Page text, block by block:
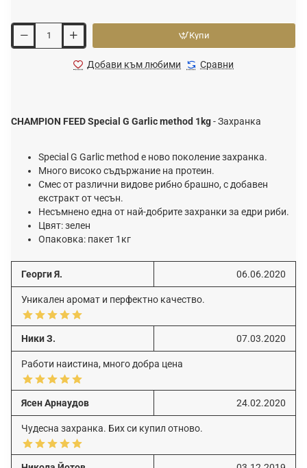
Купи
Добави към любими Сравни
CHAMPION FEED Special G Garlic method 1kg- Захранка
Special G Garlic method е ново поколение захранка.
Много високо съдържание на протеин.
Смес от различни видове рибно брашно, с добавен
екстракт от чесън.
Несъмнено една от най-добрите захранки за едри риби.
Цвят: зелен
Опаковка: пакет 1кг
Георги Я. 06.06.2020
Уникален аромат и перфектно качество.
Ники З. 07.03.2020
Работи наистина, много добра цена
Ясен Арнаудов 24.02.2020
Чудесна захранка. Бих си купил отново.